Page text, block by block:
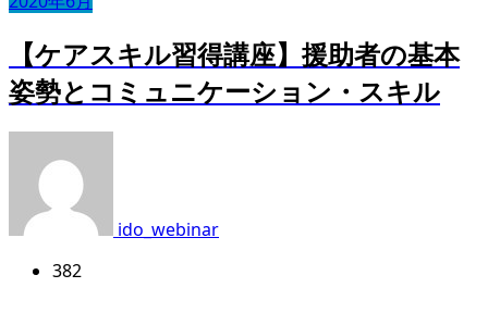
【ケアスキル習得講座】援助者の基本
姿勢とコミュニケーション・スキル
ido_webinar
382